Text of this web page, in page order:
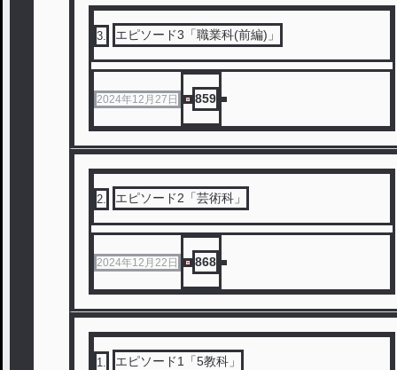
3. エピソード3「職業科(前編)」
2024年12月27日 859
2. エピソード2「芸術科」
2024年12月22日 868
1. エピソード1「5教科」